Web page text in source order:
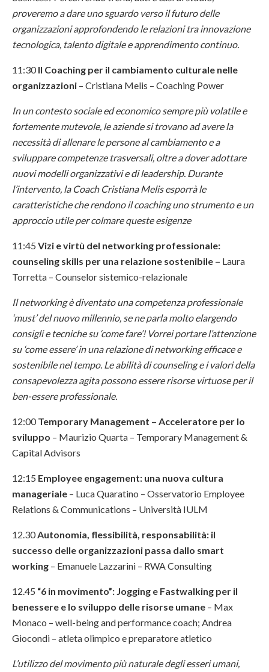
proveremo a dare uno sguardo verso il futuro delle
organizzazioni approfondendo le relazioni tra innovazione
tecnologica, talento digitale e apprendimento continuo.
11:30Il Coaching per il cambiamento culturale nelle
organizzazioni – Cristiana Melis – Coaching Power
In un contesto sociale ed economico sempre più volatile e
fortemente mutevole, le aziende si trovano ad avere la
necessità di allenare le persone al cambiamento e a
sviluppare competenze trasversali, oltre a dover adottare
nuovi modelli organizzativi e di leadership. Durante
l’intervento, la Coach Cristiana Melis esporrà le
caratteristiche che rendono il coaching uno strumento e un
approccio utile per colmare queste esigenze
11:45 Vizi e virtù del networking professionale:
counseling skills per una relazione sostenibile – Laura
Torretta – Counselor sistemico-relazionale
Il networking è diventato una competenza professionale
‘must’ del nuovo millennio, se ne parla molto elargendo
consigli e tecniche su ‘come fare’! Vorrei portare l’attenzione
su ‘come essere’ in una relazione di networking efficace e
sostenibile nel tempo. Le abilità di counseling e i valori della
consapevolezza agita possono essere risorse virtuose per il
ben-essere professionale.
12:00Temporary Management – Acceleratore per lo
sviluppo – Maurizio Quarta – Temporary Management &
Capital Advisors
12:15 Employee engagement: una nuova cultura
manageriale – Luca Quaratino – Osservatorio Employee
Relations & Communications – Università IULM
12.30Autonomia, flessibilità, responsabilità: il
successo delle organizzazioni passa dallo smart
working – Emanuele Lazzarini – RWA Consulting
12.45 “6 in movimento”: Jogging e Fastwalking per il
benessere e lo sviluppo delle risorse umane – Max
Monaco – well-being and performance coach; Andrea
Giocondi – atleta olimpico e preparatore atletico
L’utilizzo del movimento più naturale degli esseri umani,